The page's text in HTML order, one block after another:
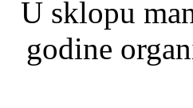
U sklopu
godine